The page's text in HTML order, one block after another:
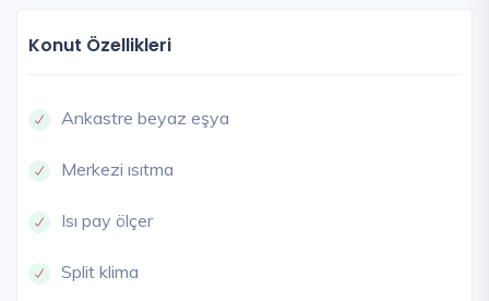
Konut Özellikleri
Ankastre beyaz eşya
Merkezi ısıtma
Isı pay ölçer
Split klima